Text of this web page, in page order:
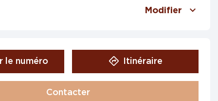
Modifier
le numéro Itinéraire
Contacter